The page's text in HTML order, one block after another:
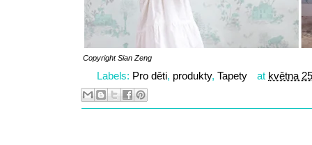
CopyrightSian Zeng
Labels: Pro děti, produkty, Tapety at května